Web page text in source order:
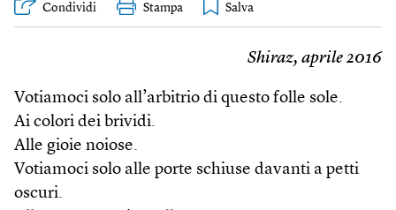
Condividi Stampa
Shiraz, aprile 2016
Votiamoci solo all’arbitrio di questo folle sole.
Ai colori dei brividi.
Alle gioie noiose.
Votiamoci solo alle porte schiuse davanti a petti
oscuri.